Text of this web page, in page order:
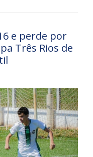
e perde por
Três Rios de